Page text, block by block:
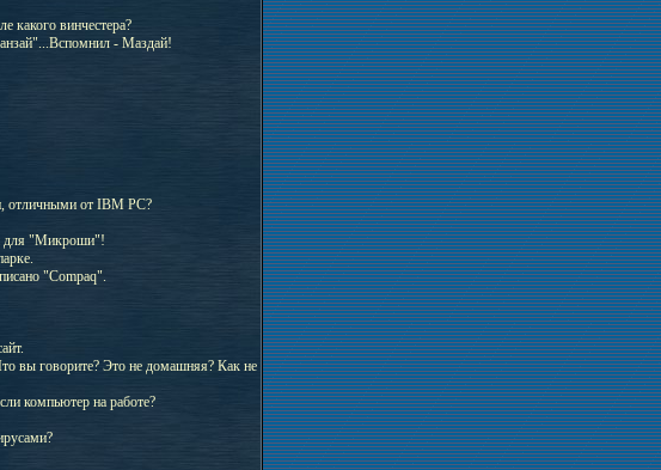
какого винчестера?
- Маздай!
отличными от IBM PC?
для "Микроши"!
"Compaq".
вы говорите? Это не домашняя? Как не
компьютер на работе?